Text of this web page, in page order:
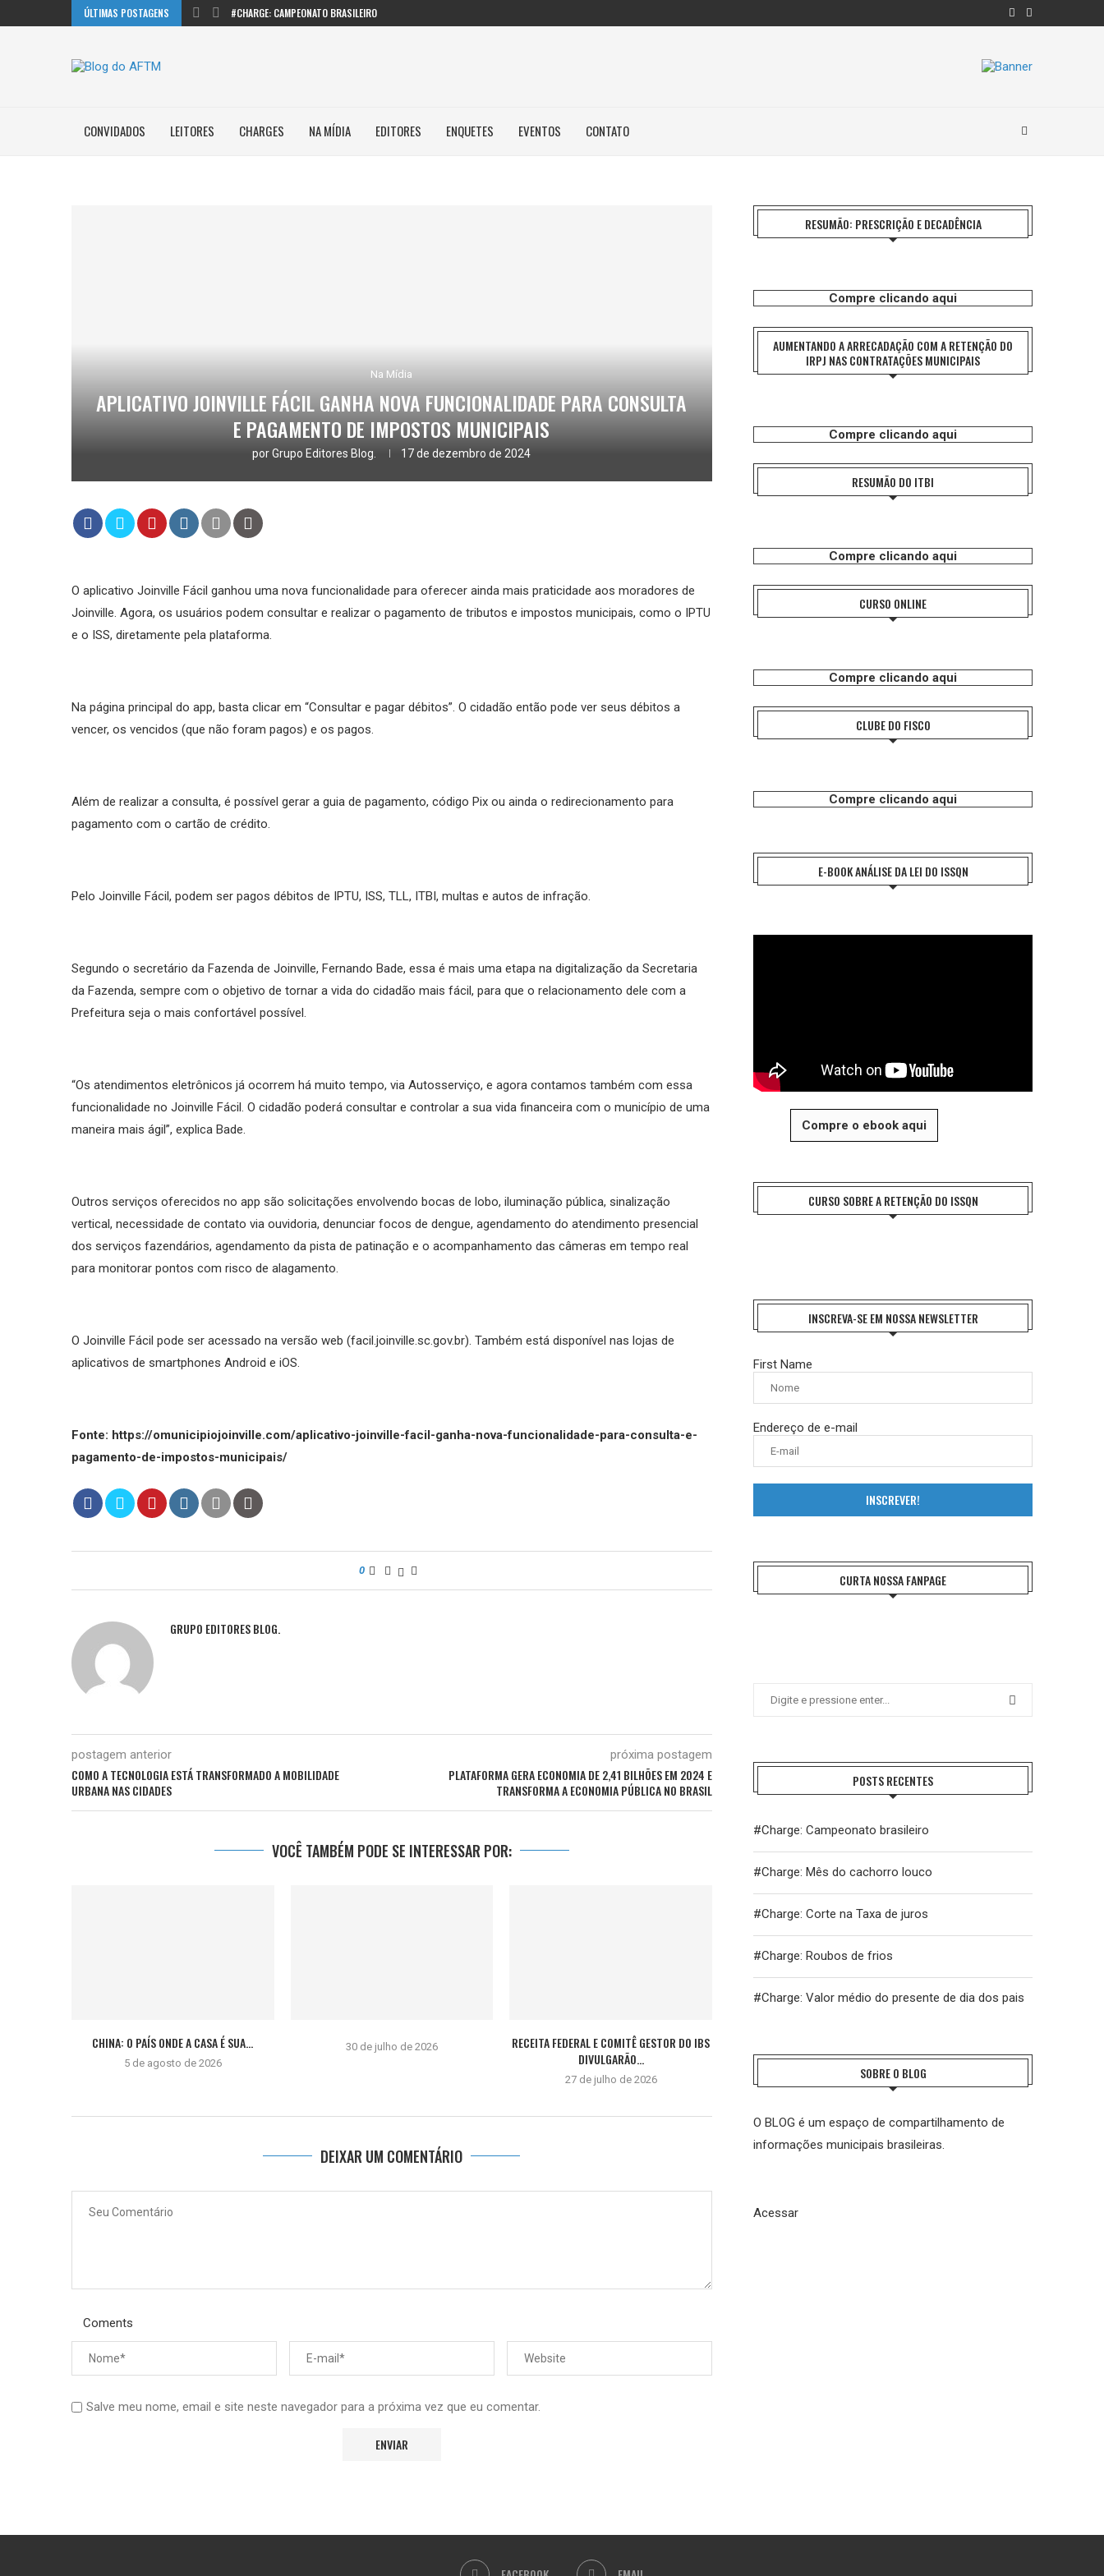
ÚLTIMAS POSTAGENS #CHARGE: CAMPEONATO BRASILEIRO
CONVIDADOS LEITORES CHARGES NA MÍDIA EDITORES ENQUETES EVENTOS CONTATO
Na Mídia
APLICATIVO JOINVILLE FÁCIL GANHA NOVA FUNCIONALIDADE PARA CONSULTA
E PAGAMENTO DE IMPOSTOS MUNICIPAIS
porGrupo Editores Blog. 17 de dezembro de 2024
O aplicativo Joinville Fácil ganhou uma nova funcionalidade para oferecer ainda mais praticidade aos moradores de
Joinville. Agora, os usuários podem consultar e realizar o pagamento de tributos e impostos municipais, como o IPTU
e o ISS, diretamente pela plataforma.
Na página principal do app, basta clicar em “Consultar e pagar débitos”. O cidadão então pode ver seus débitos a
vencer, os vencidos (que não foram pagos) e os pagos.
Além de realizar a consulta, é possível gerar a guia de pagamento, código Pix ou ainda o redirecionamento para
pagamento com o cartão de crédito.
Pelo Joinville Fácil, podem ser pagos débitos de IPTU, ISS, TLL, ITBI, multas e autos de infração.
Segundo o secretário da Fazenda de Joinville, Fernando Bade, essa é mais uma etapa na digitalização da Secretaria
da Fazenda, sempre com o objetivo de tornar a vida do cidadão mais fácil, para que o relacionamento dele com a
Prefeitura seja o mais confortável possível.
“Os atendimentos eletrônicos já ocorrem há muito tempo, via Autosserviço, e agora contamos também com essa
funcionalidade no Joinville Fácil. O cidadão poderá consultar e controlar a sua vida financeira com o município de uma
maneira mais ágil”, explica Bade.
Outros serviços oferecidos no app são solicitações envolvendo bocas de lobo, iluminação pública, sinalização
vertical, necessidade de contato via ouvidoria, denunciar focos de dengue, agendamento do atendimento presencial
dos serviços fazendários, agendamento da pista de patinação e o acompanhamento das câmeras em tempo real
para monitorar pontos com risco de alagamento.
O Joinville Fácil pode ser acessado na versão web (facil.joinville.sc.gov.br). Também está disponível nas lojas de
aplicativos de smartphones Android e iOS.
Fonte: https://omunicipiojoinville.com/aplicativo-joinville-facil-ganha-nova-funcionalidade-para-consulta-e-
pagamento-de-impostos-municipais/
0
GRUPO EDITORES BLOG.
postagem anterior
COMO A TECNOLOGIA ESTÁ TRANSFORMADO A MOBILIDADE
URBANA NAS CIDADES
próxima postagem
PLATAFORMA GERA ECONOMIA DE 2,41 BILHÕES EM 2024 E
TRANSFORMA A ECONOMIA PÚBLICA NO BRASIL
VOCÊ TAMBÉM PODE SE INTERESSAR POR:
CHINA: O PAÍS ONDE A CASA É SUA...
5 de agosto de 2026
30 de julho de 2026
RECEITA FEDERAL E COMITÊ GESTOR DO IBS
DIVULGARÃO...
27 de julho de 2026
DEIXAR UM COMENTÁRIO
Coments
Salve meu nome, email e site neste navegador para a próxima vez que eu comentar.
RESUMÃO: PRESCRIÇÃO E DECADÊNCIA
Compre clicando aqui
AUMENTANDO A ARRECADAÇÃO COM A RETENÇÃO DO
IRPJ NAS CONTRATAÇÕES MUNICIPAIS
Compre clicando aqui
RESUMÃO DO ITBI
Compre clicando aqui
CURSO ONLINE
Compre clicando aqui
CLUBE DO FISCO
Compre clicando aqui
E-BOOK ANÁLISE DA LEI DO ISSQN
Compre o ebook aqui
CURSO SOBRE A RETENÇÃO DO ISSQN
INSCREVA-SE EM NOSSA NEWSLETTER
First Name
Endereço de e-mail
INSCREVER!
CURTA NOSSA FANPAGE
POSTS RECENTES
#Charge: Campeonato brasileiro
#Charge: Mês do cachorro louco
#Charge: Corte na Taxa de juros
#Charge: Roubos de frios
#Charge: Valor médio do presente de dia dos pais
SOBRE O BLOG
O BLOG é um espaço de compartilhamento de
informações municipais brasileiras.
Acessar